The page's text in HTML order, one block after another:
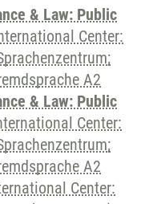
& Law: Public
Center:
A2
& Law: Public
Center:
A2
Center: